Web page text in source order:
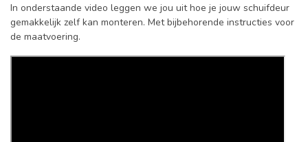
In onderstaande video leggen we jou uit hoe je jouw schuifdeur
gemakkelijk zelf kan monteren. Met bijbehorende instructies voor
de maatvoering.